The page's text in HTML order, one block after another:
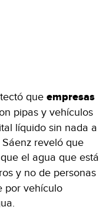
queempresas
pipas y vehículos
líquido sin nada a
reveló que
el agua que está
y no de personas
por vehículo